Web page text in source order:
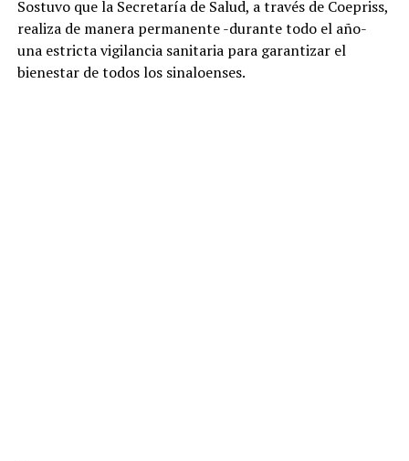
Sostuvo que la Secretaría de Salud, a través de Coepriss,
realiza de manera permanente -durante todo el año-
una estricta vigilancia sanitaria para garantizar el
bienestar de todos los sinaloenses.